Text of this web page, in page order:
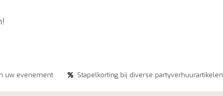
uw evenement Stapelkorting bij diverse partyverhuurartikelen